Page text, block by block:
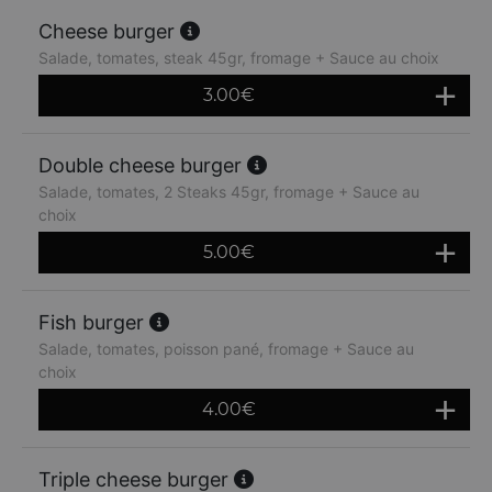
Cheese burger
Salade, tomates, steak 45gr, fromage + Sauce au choix
3.00€
Double cheese burger
Salade, tomates, 2 Steaks 45gr, fromage + Sauce au
choix
5.00€
Fish burger
Salade, tomates, poisson pané, fromage + Sauce au
choix
4.00€
Triple cheese burger